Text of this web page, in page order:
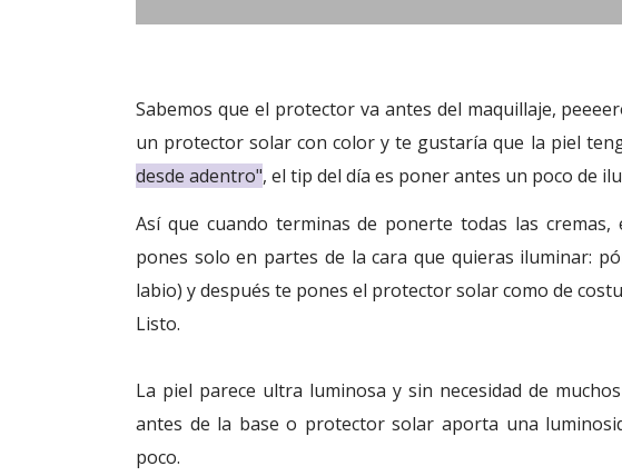
Sabemos que el protector va antes del maquillaje,
un protector solar con color y te gustaría que la piel
desde adentro", el tip del día es poner antes un poco de
Así que cuando terminas de ponerte todas las
pones solo en partes de la cara que quieras iluminar:
labio) y después te pones el protector solar como de
Listo.
La piel parece ultra luminosa y sin necesidad de
antes de la base o protector solar aporta una
poco.